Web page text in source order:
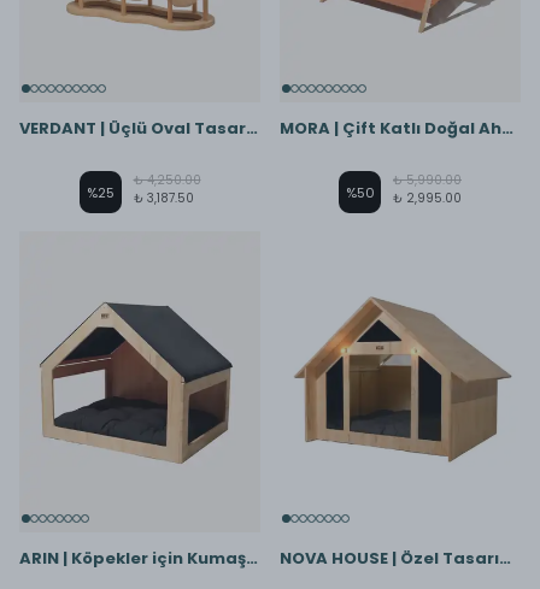
VERDANT | Üçlü Oval Tasarım Mama Kabı
%25
₺ 4,250.00
₺ 3,187.50
MORA | Çift Katlı Doğal Ahşap Tasarım Hamak
%50
₺ 5,990.00
₺ 2,995.00
ARIN | Köpekler için Kumaş Çatılı Yanları Pencereli Premium Ev NOVA HOUSE | Özel Tasarım Led Işıklı Aydınlatmalı Bungalov Köpek Evi